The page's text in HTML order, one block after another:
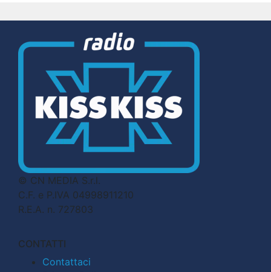
© CN MEDIA S.r.l.
C.F. e P.IVA 04998911210
R.E.A. n. 727803
CONTATTI
Contattaci